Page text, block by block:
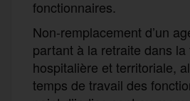
fonctionnaires.
Non-remplacement d’un
partant à la retraite dans
hospitalière et territoriale,
temps de travail des